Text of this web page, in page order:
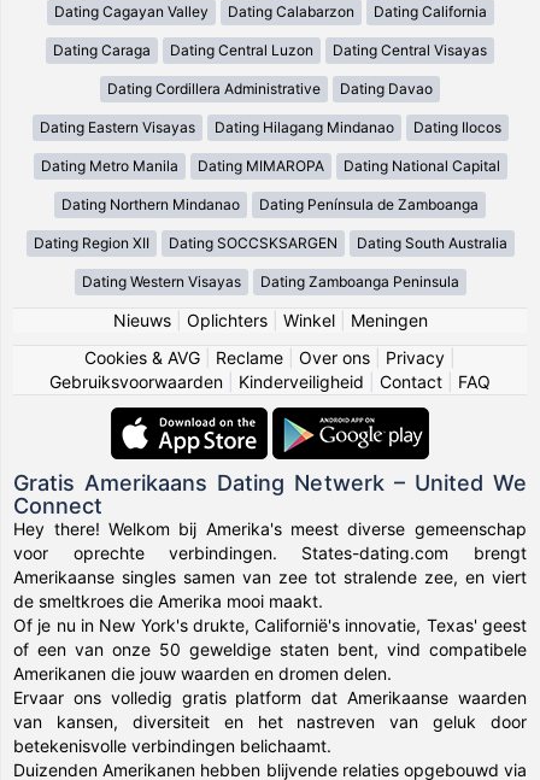
Dating Cagayan Valley Dating Calabarzon Dating California
Dating Caraga Dating Central Luzon Dating Central Visayas
Dating Cordillera Administrative Dating Davao
Dating Eastern Visayas Dating Hilagang Mindanao Dating Ilocos
Dating Metro Manila Dating MIMAROPA Dating National Capital
Dating Northern Mindanao Dating Península de Zamboanga
Dating Region XII Dating SOCCSKSARGEN Dating South Australia
Dating Western Visayas Dating Zamboanga Peninsula
Nieuws| Oplichters| Winkel| Meningen
Cookies & AVG
Reclame Over ons Privacy
Gebruiksvoorwaarden
Kinderveiligheid Contact FAQ
Gratis Amerikaans Dating Netwerk – United We
Connect
Hey there! Welkom bij Amerika's meest diverse gemeenschap
voor oprechte verbindingen. States-dating.com brengt
Amerikaanse singles samen van zee tot stralende zee, en viert
de smeltkroes die Amerika mooi maakt.
Of je nu in New York's drukte, Californië's innovatie, Texas' geest
of een van onze 50 geweldige staten bent, vind compatibele
Amerikanen die jouw waarden en dromen delen.
Ervaar ons volledig gratis platform dat Amerikaanse waarden
van kansen, diversiteit en het nastreven van geluk door
betekenisvolle verbindingen belichaamt.
Duizenden Amerikanen hebben blijvende relaties opgebouwd via